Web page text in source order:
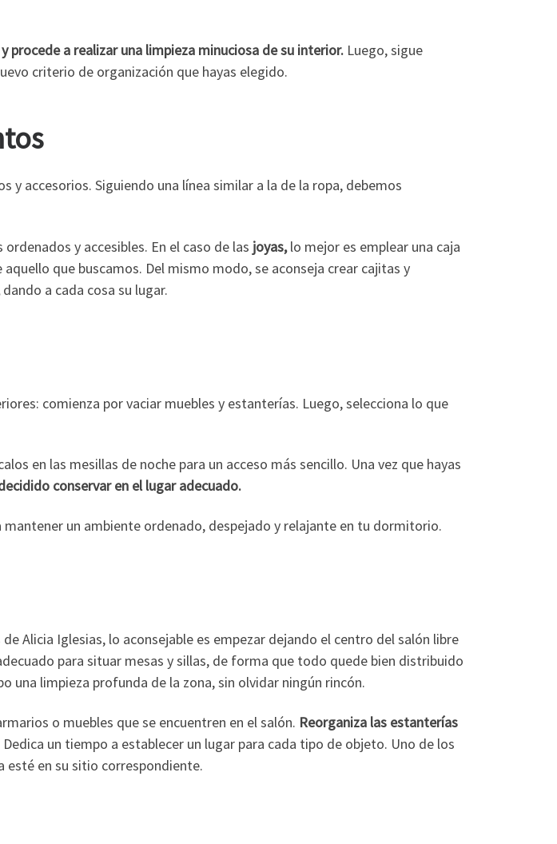
procede a realizar una limpieza minuciosa de su interior. Luego, sigue
criterio de organización que hayas elegido.
y accesorios. Siguiendo una línea similar a la de la ropa, debemos
y accesibles. En el caso de las joyas,lo mejor es emplear una caja
que buscamos. Del mismo modo, se aconseja crear cajitas y
dando a cada cosa su lugar.
comienza por vaciar muebles y estanterías. Luego, selecciona lo que
en las mesillas de noche para un acceso más sencillo. Una vez que hayas
conservar en el lugar adecuado.
un ambiente ordenado, despejado y relajante en tu dormitorio.
Alicia Iglesias, lo aconsejable es empezar dejando el centro del salón libre
para situar mesas y sillas, de forma que todo quede bien distribuido
una limpieza profunda de la zona, sin olvidar ningún rincón.
o muebles que se encuentren en el salón. Reorganiza las estanterías
Dedica un tiempo a establecer un lugar para cada tipo de objeto. Uno de los
esté en su sitio correspondiente.